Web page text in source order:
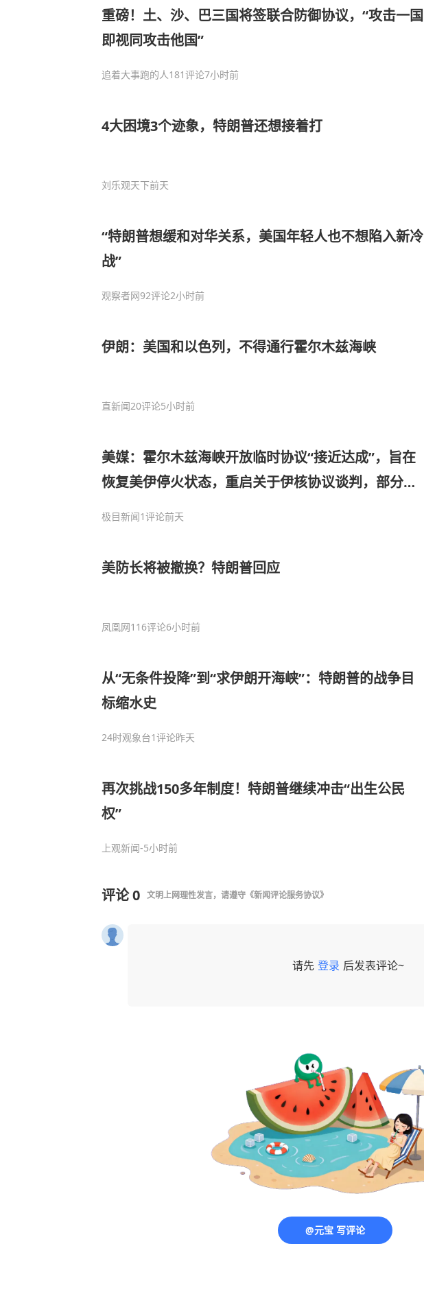
重磅！土、沙、巴三国将签联合防御协议，“攻击一国
即视同攻击他国”
追着大事跑的人181评论7小时前
4大困境3个迹象，特朗普还想接着打
刘乐观天下前天
“特朗普想缓和对华关系，美国年轻人也不想陷入新冷
战”
观察者网92评论2小时前
伊朗：美国和以色列，不得通行霍尔木兹海峡
直新闻20评论5小时前
美媒：霍尔木兹海峡开放临时协议“接近达成”，旨在
恢复美伊停火状态，重启关于伊核协议谈判，部分满
极目新闻1评论前天
美防长将被撤换？特朗普回应
凤凰网116评论6小时前
从“无条件投降”到“求伊朗开海峡”：特朗普的战争目
标缩水史
24时观象台1评论昨天
再次挑战150多年制度！特朗普继续冲击“出生公民
权”
上观新闻-5小时前
评论0 文明上网理性发言，请遵守 《新闻评论服务协议》
请先 登录 后发表评论~
@元宝 写评论